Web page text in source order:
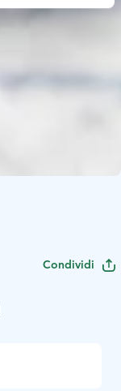
Condividi